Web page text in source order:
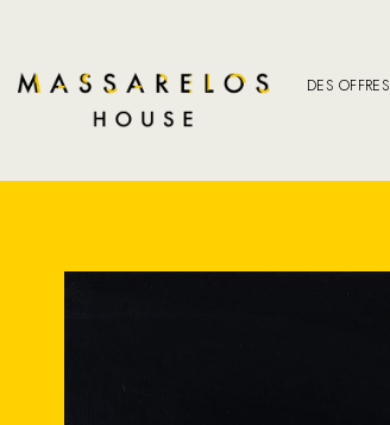
DES OFFRES